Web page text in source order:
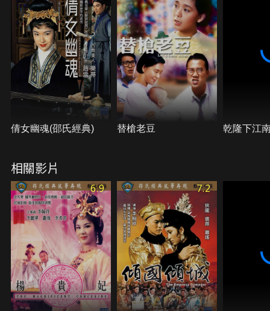
周，稱皇帝。武氏晚年，張昌宗和張易之想造反，被
武氏的氣勢嚇住。最後，武則天病逝於寶座前。
倩女幽魂(邵氏經典) 替槍老豆 乾隆下江
相關影片
6.9 7.2